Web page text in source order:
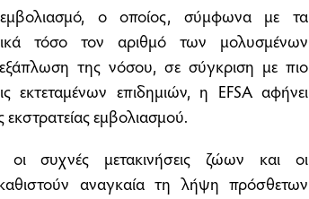
εμβολιασμό, ο οποίος, σύμφωνα με τα
τόσο τον αριθμό των μολυσμένων
της νόσου, σε σύγκριση με πιο
εκτεταμένων επιδημιών, η EFSA αφήνει
εμβολιασμού.
συχνές μετακινήσεις ζώων και οι
αναγκαία τη λήψη πρόσθετων